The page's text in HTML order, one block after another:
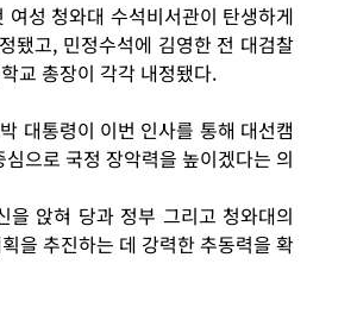
성 청와대 수석비서관이 탄생하게
됐고, 민정수석에 김영한 전 대검찰
교 총장이 각각 내정됐다.
대통령이 이번 인사를 통해 대선캠
으로 국정 장악력을 높이겠다는 의
을 앉혀 당과 정부 그리고 청와대의
을 추진하는 데 강력한 추동력을 확